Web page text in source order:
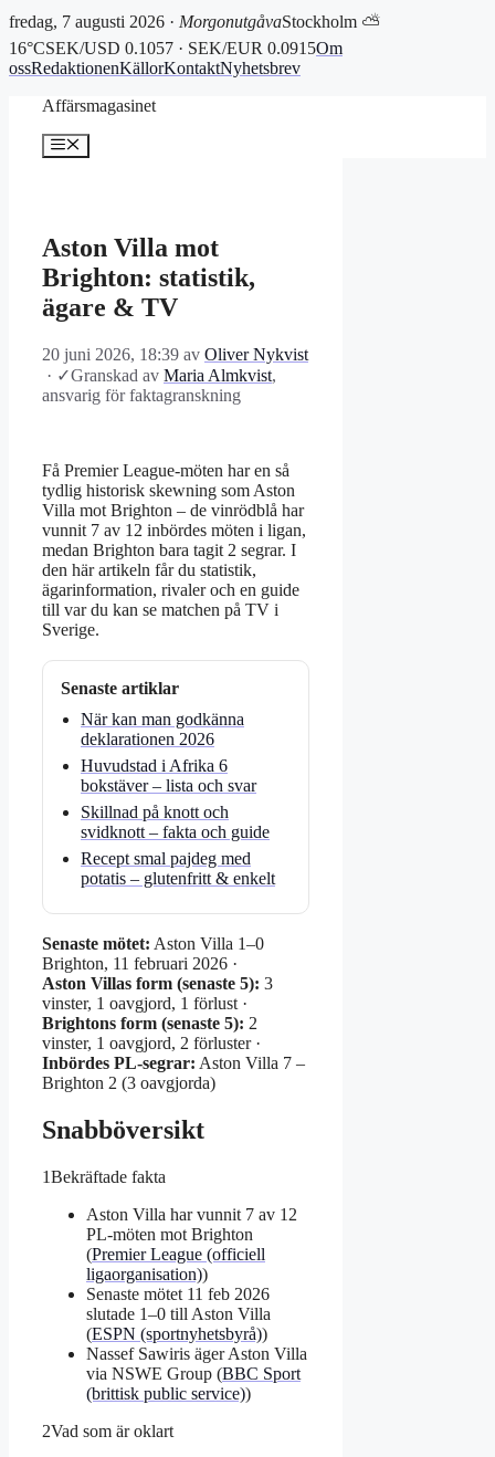
fredag, 7 augusti 2026 · MorgonutgåvaStockholm ⛅
16°CSEK/USD 0.1057 · SEK/EUR 0.0915Om
ossRedaktionenKällorKontaktNyhetsbrev
Affärsmagasinet
Meny
Aston Villa mot
Brighton: statistik,
ägare & TV
20 juni 2026, 18:39 av Oliver Nykvist
· ✓Granskad av Maria Almkvist,
ansvarig för faktagranskning
Få Premier League-möten har en så
tydlig historisk skewning som Aston
Villa mot Brighton – de vinrödblå har
vunnit 7 av 12 inbördes möten i ligan,
medan Brighton bara tagit 2 segrar. I
den här artikeln får du statistik,
ägarinformation, rivaler och en guide
till var du kan se matchen på TV i
Sverige.
Senaste artiklar
När kan man godkänna
deklarationen 2026
Huvudstad i Afrika 6
bokstäver – lista och svar
Skillnad på knott och
svidknott – fakta och guide
Recept smal pajdeg med
potatis – glutenfritt & enkelt
Senaste mötet: Aston Villa 1–0
Brighton, 11 februari 2026 ·
Aston Villas form (senaste 5): 3
vinster, 1 oavgjord, 1 förlust ·
Brightons form (senaste 5): 2
vinster, 1 oavgjord, 2 förluster ·
Inbördes PL-segrar: Aston Villa 7 –
Brighton 2 (3 oavgjorda)
Snabböversikt
1Bekräftade fakta
Aston Villa har vunnit 7 av 12
PL-möten mot Brighton
(Premier League (officiell
ligaorganisation))
Senaste mötet 11 feb 2026
slutade 1–0 till Aston Villa
(ESPN (sportnyhetsbyrå))
Nassef Sawiris äger Aston Villa
via NSWE Group (BBC Sport
(brittisk public service))
2Vad som är oklart